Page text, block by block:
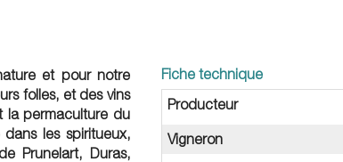
et pour notre
folles, et des vins
la permaculture du
dans les spiritueux,
Prunelart, Duras,
Fiche technique
Producteur
Vigneron